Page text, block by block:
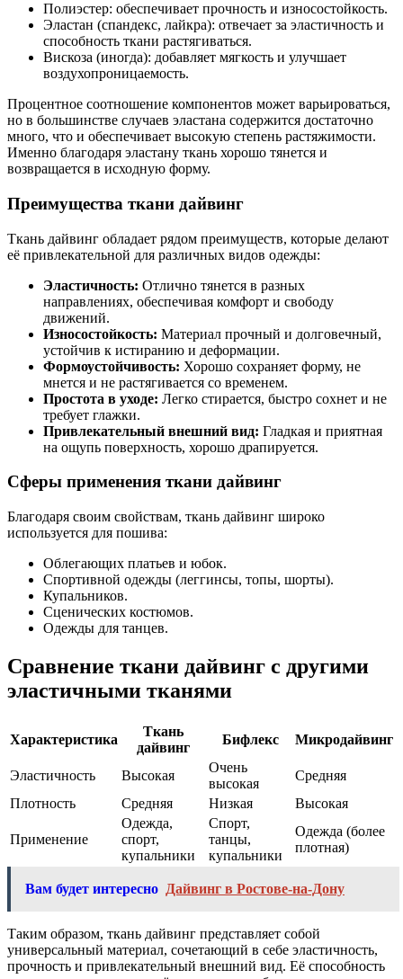
Полиэстер: обеспечивает прочность и износостойкость.
Эластан (спандекс, лайкра): отвечает за эластичность и
способность ткани растягиваться.
Вискоза (иногда): добавляет мягкость и улучшает
воздухопроницаемость.
Процентное соотношение компонентов может варьироваться,
но в большинстве случаев эластана содержится достаточно
много, что и обеспечивает высокую степень растяжимости.
Именно благодаря эластану ткань хорошо тянется и
возвращается в исходную форму.
Преимущества ткани дайвинг
Ткань дайвинг обладает рядом преимуществ, которые делают
её привлекательной для различных видов одежды:
Эластичность: Отлично тянется в разных
направлениях, обеспечивая комфорт и свободу
движений.
Износостойкость: Материал прочный и долговечный,
устойчив к истиранию и деформации.
Формоустойчивость: Хорошо сохраняет форму, не
мнется и не растягивается со временем.
Простота в уходе: Легко стирается, быстро сохнет и не
требует глажки.
Привлекательный внешний вид: Гладкая и приятная
на ощупь поверхность, хорошо драпируется.
Сферы применения ткани дайвинг
Благодаря своим свойствам, ткань дайвинг широко
используется для пошива:
Облегающих платьев и юбок.
Спортивной одежды (леггинсы, топы, шорты).
Купальников.
Сценических костюмов.
Одежды для танцев.
Сравнение ткани дайвинг с другими
эластичными тканями
Характеристика
Ткань
дайвинг
Бифлекс Микродайвинг
Эластичность Высокая
Очень
высокая
Средняя
Плотность
Средняя Низкая Высокая
Применение
Одежда,
спорт,
купальники
Спорт,
танцы,
купальники
Одежда (более
плотная)
Вам будет интересно Дайвинг в Ростове-на-Дону
Таким образом, ткань дайвинг представляет собой
универсальный материал, сочетающий в себе эластичность,
прочность и привлекательный внешний вид. Её способность